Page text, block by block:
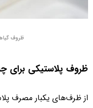
ظروف
ظروف پلاستیکی
از ظرف‌های یکبار مصرف